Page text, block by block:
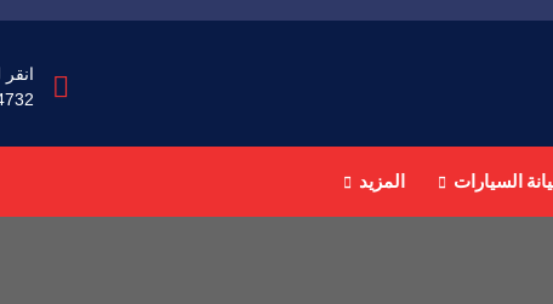
السيارات المزيد